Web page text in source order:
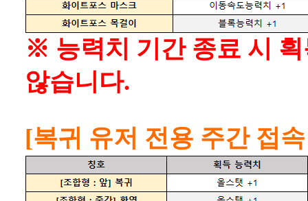
※ 능력치 기간 종료 시
않습니다.
[복귀 유저 전용 주간 접